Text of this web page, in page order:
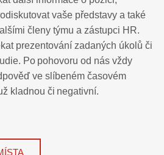
vaše představy a také
členy týmu a zástupci HR.
prezentování zadaných úkolů či
Po pohovoru od nás vždy
ve slíbeném časovém
kladnou či negativní.